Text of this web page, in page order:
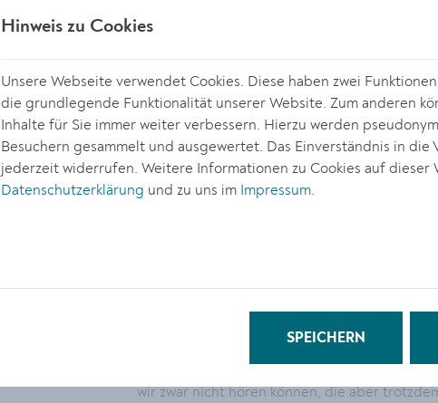
Noch bis Ende September kann man die
Hauptschiff des Klangraum Krems
Ultraschallwellen ausgesetzt, die von
oder auch Haushaltsgeräten stammen,
wir zwar nicht hören können, die aber
Hinweis zu Cookies
Unsere Webseite verwendet Cookies. Diese haben zwei
die grundlegende Funktionalität unserer Website. Zum anderen
Inhalte für Sie immer weiter verbessern. Hierzu werden
Besuchern gesammelt und ausgewertet. Das Einverständnis in die
jederzeit widerrufen. Weitere Informationen zu Cookies auf dieser
Datenschutzerklärung und zu uns im Impressum.
SPEICHERN